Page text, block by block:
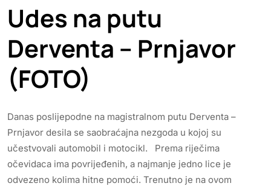
Udes na putu
Derventa – Prnjavor
(FOTO)
Danas poslijepodne na magistralnom putu Derventa –
Prnjavor desila se saobraćajna nezgoda u kojoj su
učestvovali automobil i motocikl. Prema riječima
očevidaca ima povrijeđenih, a najmanje jedno lice je
odvezeno kolima hitne pomoći. Trenutno je na ovom